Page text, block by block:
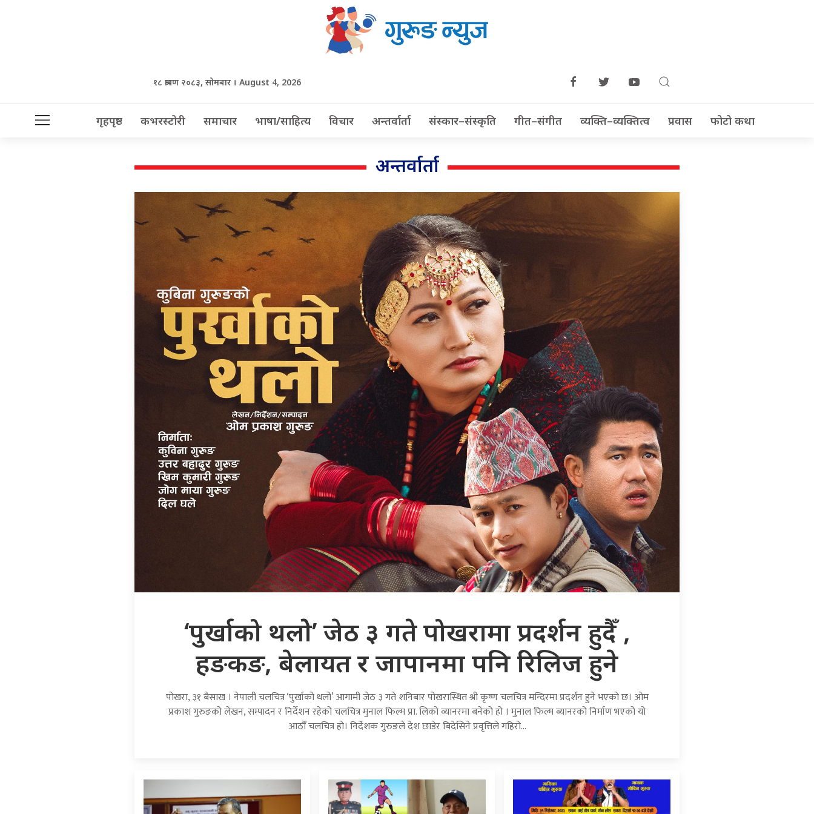
१८ श्रावण २०८३, सोमबार । August 4, 2026
गृहपृष्ठ कभरस्टोरी समाचार भाषा/साहित्य विचार अन्तर्वार्ता संस्कार–संस्कृति गीत–संगीत व्यक्ति–व्यक्तित्व प्रवास फोटो कथा
अन्तर्वार्ता
‘पुर्खाको थलोे’ जेठ ३ गते पोखरामा प्रदर्शन हुदैँ ,
हङकङ, बेलायत र जापानमा पनि रिलिज हुने
पोखरा, ३१ बैसाख । नेपाली चलचित्र ‘पुर्खाको थलो’ आगामी जेठ ३ गते शनिबार पोखरास्थित श्री कृष्ण चलचित्र मन्दिरमा प्रदर्शन हुने भएको छ। ओम
प्रकाश गुरुङको लेखन, सम्पादन र निर्देशन रहेको चलचित्र मुनाल फिल्म प्रा. लिको व्यानरमा बनेको हो । मुनाल फिल्म ब्यानरको निर्माण भएको यो
आठौँ चलचित्र हो। निर्देशक गुरुङले देश छाडेर बिदेसिने प्रवृत्तिले गहिरो…